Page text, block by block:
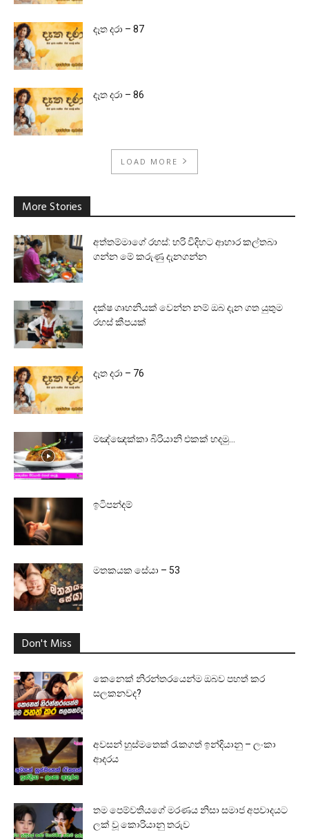
දෑත දරා – 87
දෑත දරා – 86
LOAD MORE
More Stories
අත්තම්මාගේ රහස්: හරි විදිහට ආහාර කල්තබා
ගන්න මේ කරුණු දැනගන්න
දක්ෂ ගෘහනියක් වෙන්න නම් ඔබ දැන ගත යුතුම
රහස් කීපයක්
දෑත දරා – 76
මඤ්ඤෙක්කා බිරියානි එකක් හදමු…
ඉටිපන්දම්
මතකයක සේයා – 53
Don't Miss
කෙනෙක් නිරන්තරයෙන්ම ඔබව පහත් කර
සලකනවද?
අවසන් හුස්මතෙක් රැකගත් ඉන්දියානු – ලංකා
ආදරය
තම පෙම්වතියගේ මරණය නිසා සමාජ අපවාදයට
ලක් වූ කොරියානු තරුව